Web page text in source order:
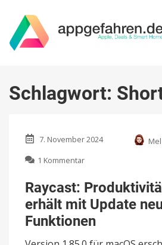
Schlagwort:
7. November 2024
Mel
1 Kommentar
Produktivitäts-
Tool
erhält
mit
Update
neue
Raycast:
erhält mit Update
Funktionen